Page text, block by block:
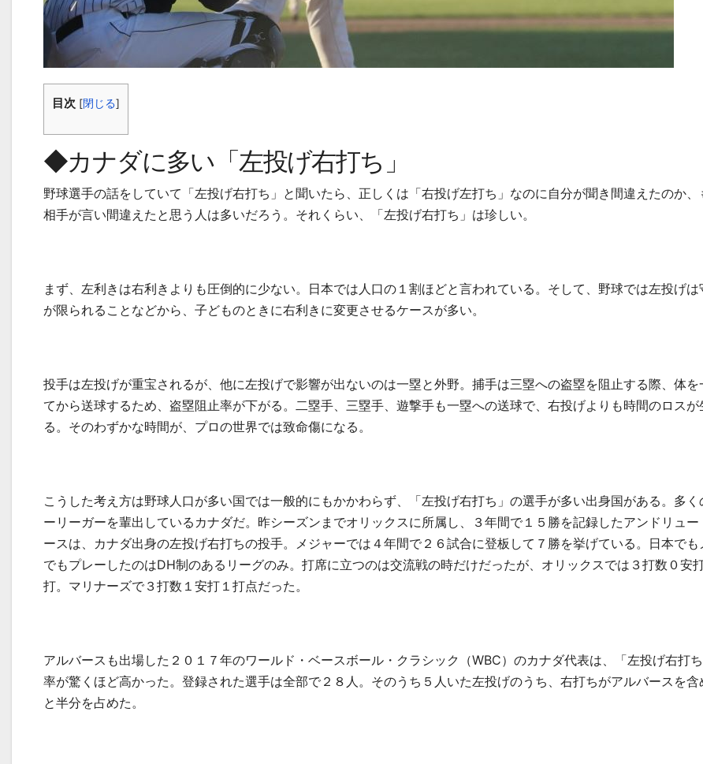
目次 [閉じる]
◆カナダに多い「左投げ右打ち」
野球選手の話をしていて「左投げ右打ち」と聞いたら、正しくは「右投げ左打ち」なのに自分が聞き間違えたのか、
相手が言い間違えたと思う人は多いだろう。それくらい、「左投げ右打ち」は珍しい。
まず、左利きは右利きよりも圧倒的に少ない。日本では人口の１割ほどと言われている。そして、野球では左投げは
が限られることなどから、子どものときに右利きに変更させるケースが多い。
投手は左投げが重宝されるが、他に左投げで影響が出ないのは一塁と外野。捕手は三塁への盗塁を阻止する際、体を
てから送球するため、盗塁阻止率が下がる。二塁手、三塁手、遊撃手も一塁への送球で、右投げよりも時間のロスが
る。そのわずかな時間が、プロの世界では致命傷になる。
こうした考え方は野球人口が多い国では一般的にもかかわらず、「左投げ右打ち」の選手が多い出身国がある。多く
ーリーガーを輩出しているカナダだ。昨シーズンまでオリックスに所属し、３年間で１５勝を記録したアンドリュー
ースは、カナダ出身の左投げ右打ちの投手。メジャーでは４年間で２６試合に登板して７勝を挙げている。日本でも
でもプレーしたのはDH制のあるリーグのみ。打席に立つのは交流戦の時だけだったが、オリックスでは３打数０安
打。マリナーズで３打数１安打１打点だった。
アルバースも出場した２０１７年のワールド・ベースボール・クラシック（WBC）のカナダ代表は、「左投げ右打
率が驚くほど高かった。登録された選手は全部で２８人。そのうち５人いた左投げのうち、右打ちがアルバースを含
と半分を占めた。